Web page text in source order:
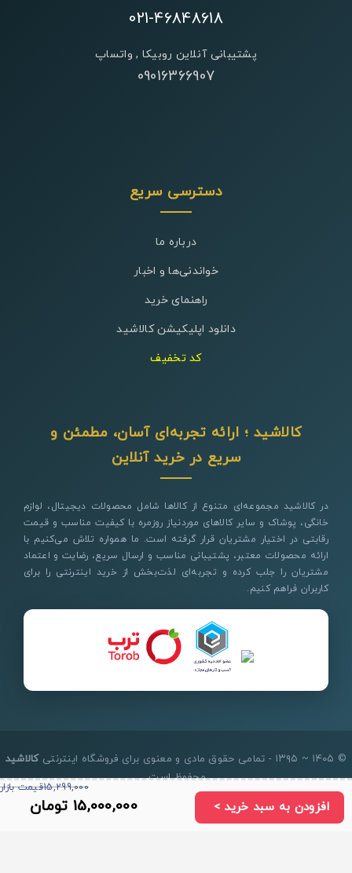
15,299,000قیمت بازار
15,000,000 تومان
021-46848618
پشتیبانی آنلاین روبیکا , واتساپ
09016366907
دسترسی سریع
درباره ما
خواندنی‌ها و اخبار
راهنمای خرید
دانلود اپلیکیشن کالاشید
کد تخفیف
کالاشید ؛ ارائه تجربه‌ای آسان، مطمئن و
سریع در خرید آنلاین
در کالاشید مجموعه‌ای متنوع از کالاها شامل محصولات دیجیتال، لوازم
خانگی، پوشاک و سایر کالاهای موردنیاز روزمره با کیفیت مناسب و قیمت
رقابتی در اختیار مشتریان قرار گرفته است. ما همواره تلاش می‌کنیم با
ارائه محصولات معتبر، پشتیبانی مناسب و ارسال سریع، رضایت و اعتماد
مشتریان را جلب کرده و تجربه‌ای لذت‌بخش از خرید اینترنتی را برای
کاربران فراهم کنیم.
© ۱۴۰۵ ~ ۱۳۹۵ - تمامی حقوق مادی و معنوی برای فروشگاه اینترنتی
کالاشید
محفوظ است.